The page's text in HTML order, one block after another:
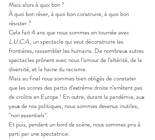
Mais alors à quoi bon ?
À quoi bon rêver, à quoi bon construire, à quoi bon
résister ?
Cela fait 4 ans que nous sommes en tournée avec
L.U.C.A., un spectacle qui veut déconstruire les
frontières, rassembler les humains. De nombreux autres
spectacles prônent avec nous l’amour de l’altérité, de la
diversité, et la haine du racisme.
Mais au final nous sommes bien obligés de constater
que les scores des partis d’extrême droite n’arrêtent pas
de croître en Europe ! En outre, durant la pandémie, aux
yeux de nos politiques, nous sommes devenus inutiles,
"non essentiels".
Et puis, pendant un bord de scène, nous sommes pris à
parti par une spectatrice: